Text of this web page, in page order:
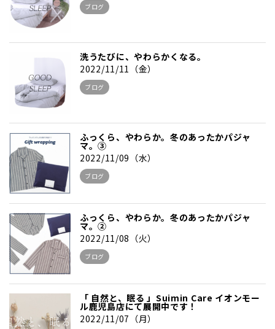
ブログ
洗うたびに、やわらかくなる。
2022/11/11（金）
ブログ
ふっくら、やわらか。冬のあったかパジャ
マ。③
2022/11/09（水）
ブログ
ふっくら、やわらか。冬のあったかパジャ
マ。②
2022/11/08（火）
ブログ
「 自然と、眠る 」Suimin Care イオンモー
ル鹿児島店にて展開中です！
2022/11/07（月）